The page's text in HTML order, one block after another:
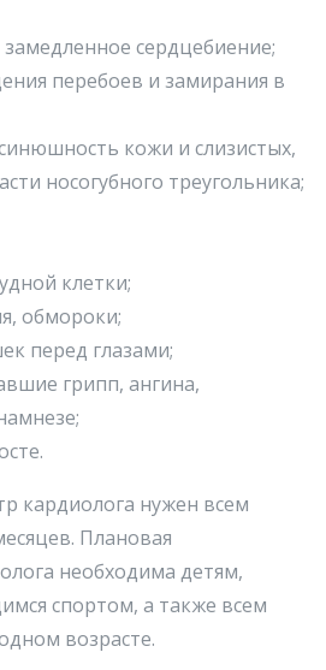
сердцебиение;
перебоев и замирания в
кожи и слизистых,
носогубного треугольника;
клетки;
обмороки;
перед глазами;
грипп, ангина,
кардиолога нужен всем
Плановая
необходима детям,
спортом, а также всем
возрасте.